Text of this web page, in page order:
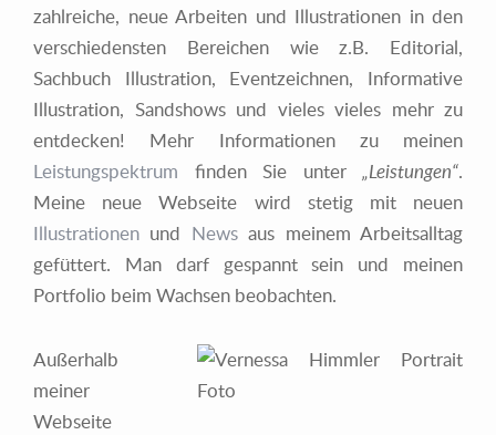
zahlreiche, neue Arbeiten und Illustrationen in den
verschiedensten Bereichen wie z.B. Editorial,
Sachbuch Illustration, Eventzeichnen, Informative
Illustration, Sandshows und vieles vieles mehr zu
entdecken! Mehr Informationen zu meinen
Leistungspektrum finden Sie unter „Leistungen“.
Meine neue Webseite wird stetig mit neuen
Illustrationen und Newsaus meinem Arbeitsalltag
gefüttert. Man darf gespannt sein und meinen
Portfolio beim Wachsen beobachten.
Außerhalb
meiner
Webseite